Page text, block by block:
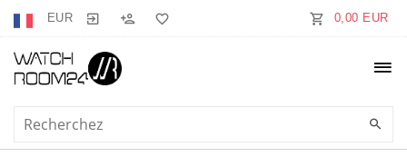
EUR 0,00 EUR